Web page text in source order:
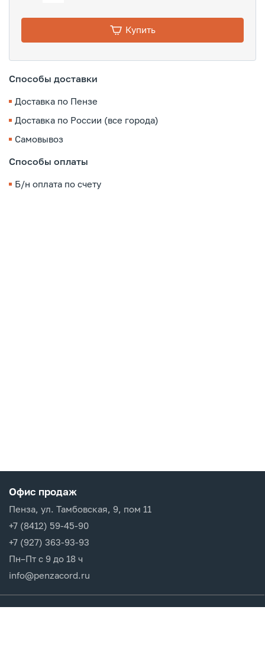
Купить
Способы доставки
Доставка по Пензе
Доставка по России (все города)
Самовывоз
Способы оплаты
Б/н оплата по счету
Офис продаж
Пенза, ул. Тамбовская, 9, пом 11
+7 (8412) 59-45-90
+7 (927) 363-93-93
Пн–Пт с 9 до 18 ч
info@penzacord.ru
Производители